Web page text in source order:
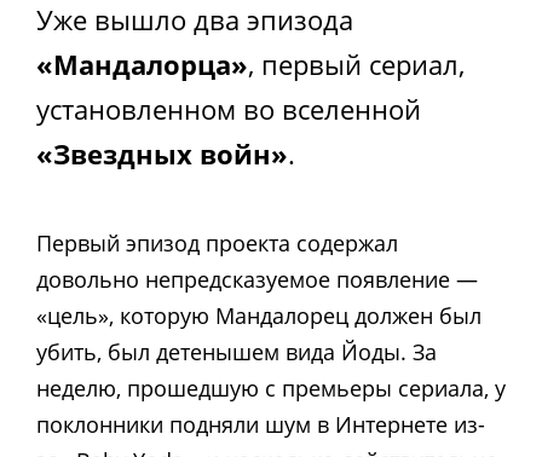
Уже вышло два эпизода
«Мандалорца», первый сериал,
установленном во вселенной
«Звездных войн».
Первый эпизод проекта содержал
довольно непредсказуемое появление —
«цель», которую Мандалорец должен был
убить, был детенышем вида Йоды. За
неделю, прошедшую с премьеры сериала, у
поклонники подняли шум в Интернете из-